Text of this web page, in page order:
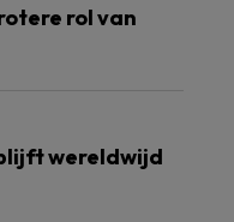
rol van
wereldwijd